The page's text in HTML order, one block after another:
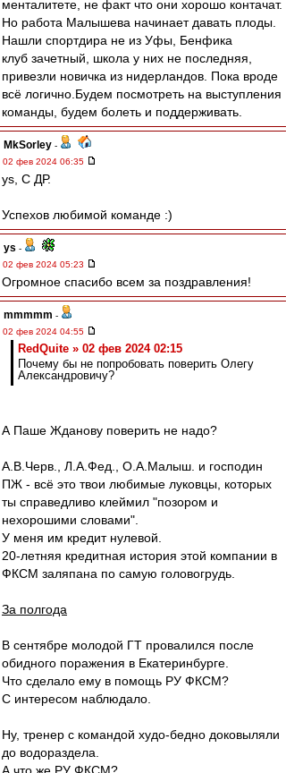
менталитете, не факт что они хорошо контачат.
Но работа Малышева начинает давать плоды.
Нашли спортдира не из Уфы, Бенфика
клуб зачетный, школа у них не последняя,
привезли новичка из нидерландов. Пока вроде
всё логично.Будем посмотреть на выступления
команды, будем болеть и поддерживать.
MkSorley -
02 фев 2024 06:35
ys, С ДР.
Успехов любимой команде :)
ys -
02 фев 2024 05:23
Огромное спасибо всем за поздравления!
mmmmm -
02 фев 2024 04:55
RedQuite » 02 фев 2024 02:15
Почему бы не попробовать поверить Олегу
Александровичу?
А Паше Жданову поверить не надо?
А.В.Черв., Л.А.Фед., О.А.Малыш. и господин
ПЖ - всё это твои любимые луковцы, которых
ты справедливо клеймил "позором и
нехорошими словами".
У меня им кредит нулевой.
20-летняя кредитная история этой компании в
ФКСМ заляпана по самую головогрудь.
За полгода
В сентябре молодой ГТ провалился после
обидного поражения в Екатеринбурге.
Что сделало ему в помощь РУ ФКСМ?
С интересом наблюдало.
Ну, тренер с командой худо-бедно доковыляли
до водораздела.